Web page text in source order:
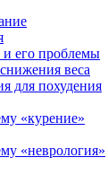
его проблемы
веса
для похудения
«курение»
«неврология»